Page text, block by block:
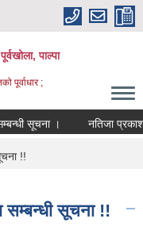
पाल्पा
पूर्वाधार ;
सूचना । नतिजा प्रकाशन
!!
सम्बन्धी सूचना !!